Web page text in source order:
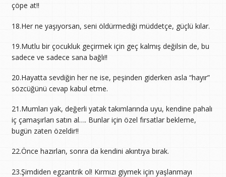
çöpe at!!
18.Her ne yaşıyorsan, seni öldürmediği müddetçe, güçlü kılar.
19.Mutlu bir çocukluk geçirmek için geç kalmış değilsin de, bu
sadece ve sadece sana bağlı!!
20.Hayatta sevdiğin her ne ise, peşinden giderken asla “hayır”
sözcüğünü cevap kabul etme.
21.Mumları yak, değerli yatak takımlarında uyu, kendine pahalı
iç çamaşırları satın al…. Bunlar için özel fırsatlar bekleme,
bugün zaten özeldir!!
22.Önce hazırlan, sonra da kendini akıntıya bırak.
23.Şimdiden egzantrik ol! Kırmızı giymek için yaşlanmayı